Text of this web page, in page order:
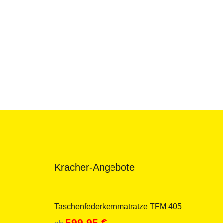
Kracher-Angebote
Taschenfederkernmatratze TFM 405